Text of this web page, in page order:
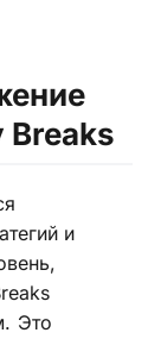
Breaks
и
Это